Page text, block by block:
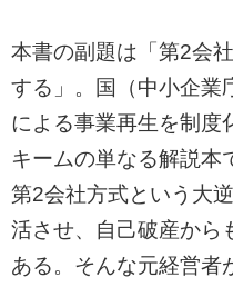
本書の副題は「第2会
する」。国（中小企業
による事業再生を制度
キームの単なる解説本
第2会社方式という大
活させ、自己破産から
ある。そんな元経営者